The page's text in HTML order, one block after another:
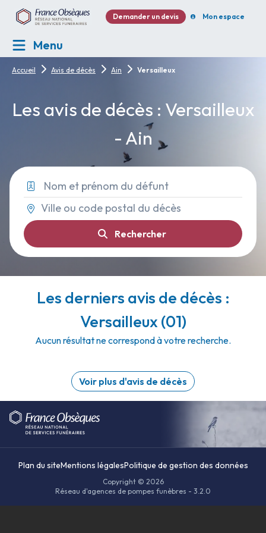
Demander un devis Mon espace
Menu
Accueil Avis de décès Ain Versailleux
Les avis de décès : Versailleux
- Ain
Rechercher
Les derniers avis de décès :
Versailleux (01)
Aucun résultat ne correspond à votre recherche.
Voir plus d'avis de décès
Plan du siteMentions légalesPolitique de gestion des données
Copyright © 2026
Réseau d'agences de pompes funèbres - 3.2.0